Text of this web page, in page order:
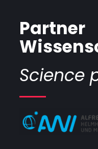
Partner
Science